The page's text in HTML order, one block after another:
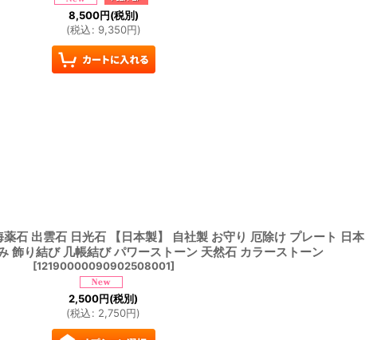
8,500円(税別)
(税込: 9,350円)
薬石 出雲石 日光石 【日本製】 自社製 お守り 厄除け プレート 日本
飾り結び 几帳結び パワーストーン 天然石 カラーストーン
[12190000090902508001]
2,500円(税別)
(税込: 2,750円)